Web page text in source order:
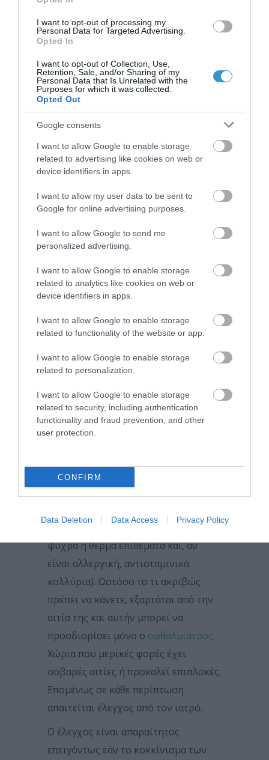
I want to opt-out of processing my
Personal Data for Targeted Advertising.
Opted In
I want to opt-out of Collection, Use,
Retention, Sale, and/or Sharing of my
Personal Data that Is Unrelated with the
Purposes for which it was collected.
Opted Out
Google consents
I want to allow Google to enable storage
related to advertising like cookies on web or
device identifiers in apps.
I want to allow my user data to be sent to
Google for online advertising purposes.
I want to allow Google to send me
personalized advertising.
I want to allow Google to enable storage
related to analytics like cookies on web or
device identifiers in apps.
I want to allow Google to enable storage
related to functionality of the website or app.
I want to allow Google to enable storage
related to personalization.
I want to allow Google to enable storage
related to security, including authentication
functionality and fraud prevention, and other
user protection.
CONFIRM
Data Deletion Data Access Privacy Policy
ΕΠΙΠΕΦΥΚΊΤΙΔΑ
ΧΡΕΙΆΖΕΤΑΙ ΠΆΝΤΑ
ΘΕΡΑΠΕΊΑ ΜΕ
ΑΝΤΙΒΙΟΤΙΚΆ
Η ΑΛΉΘΕΙΑ:
Μόνο εάν η επιπεφυκίτιδα οφείλεται
σε βακτήριο θα χρειασθεί
αντιβιοτική θεραπεία. Η ιογενής και η
αλλεργική επιπεφυκίτιδα δεν
χρειάζονται αντιβιοτικά, εκτός κι αν
υπάρξει επιπλοκή. Την αιτία και την
θεραπεία θα καθορίσει ο
οφθαλμίατρος.
ΜΎΘΟΣ 7:Η
ΕΠΙΠΕΦΥΚΙΤΙΔΑ ΔΕΝ
ΕΊΝΑΙ ΤΌΣΟ ΣΟΒΑΡΉ,
ΈΛΕΓΧΟ ΑΠΌ ΤΟΝ
ΟΦΘΑΛΜΊΑΤΡΟ
Είναι γεγονός πως η επιπεφυκίτιδα
σπίτι (π.χ. ενυδατικά κολλύρια,
ψυχρά ή θερμά επιθέματα και, αν
είναι αλλεργική, αντισταμινικά
κολλύρια). Ωστόσο το τι ακριβώς
πρέπει να κάνετε, εξαρτάται από την
αιτία της και αυτήν μπορεί να
προσδιορίσει μόνο ο οφθαλμίατρος.
Χώρια που μερικές φορές έχει
σοβαρές αιτίες ή προκαλεί επιπλοκές.
Επομένως σε κάθε περίπτωση
απαιτείται έλεγχος από τον ιατρό.
Ο έλεγχος είναι απαραίτητος
επειγόντως εάν το κοκκίνισμα των